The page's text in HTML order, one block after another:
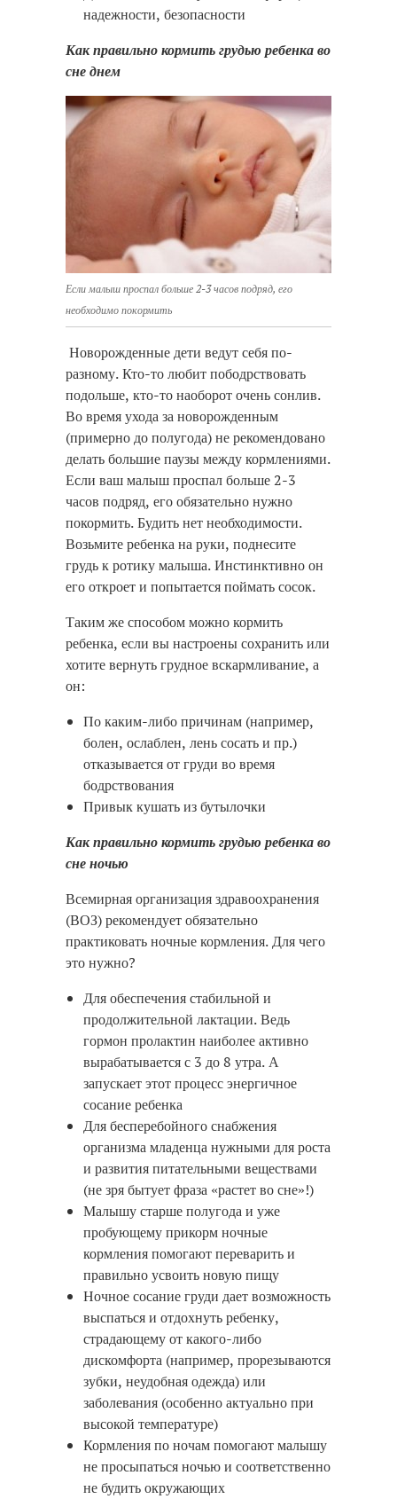
надежности, безопасности
Как правильно кормить грудью ребенка во
сне днем
Если малыш проспал больше 2-3 часов подряд, его
необходимо покормить
Новорожденные дети ведут себя по-
разному. Кто-то любит пободрствовать
подольше, кто-то наоборот очень сонлив.
Во время ухода за новорожденным
(примерно до полугода) не рекомендовано
делать большие паузы между кормлениями.
Если ваш малыш проспал больше 2-3
часов подряд, его обязательно нужно
покормить. Будить нет необходимости.
Возьмите ребенка на руки, поднесите
грудь к ротику малыша. Инстинктивно он
его откроет и попытается поймать сосок.
Таким же способом можно кормить
ребенка, если вы настроены сохранить или
хотите вернуть грудное вскармливание, а
он:
По каким-либо причинам (например,
болен, ослаблен, лень сосать и пр.)
отказывается от груди во время
бодрствования
Привык кушать из бутылочки
Как правильно кормить грудью ребенка во
сне ночью
Всемирная организация здравоохранения
(ВОЗ) рекомендует обязательно
практиковать ночные кормления. Для чего
это нужно?
Для обеспечения стабильной и
продолжительной лактации. Ведь
гормон пролактин наиболее активно
вырабатывается с 3 до 8 утра. А
запускает этот процесс энергичное
сосание ребенка
Для бесперебойного снабжения
организма младенца нужными для роста
и развития питательными веществами
(не зря бытует фраза «растет во сне»!)
Малышу старше полугода и уже
пробующему прикорм ночные
кормления помогают переварить и
правильно усвоить новую пищу
Ночное сосание груди дает возможность
выспаться и отдохнуть ребенку,
страдающему от какого-либо
дискомфорта (например, прорезываются
зубки, неудобная одежда) или
заболевания (особенно актуально при
высокой температуре)
Кормления по ночам помогают малышу
не просыпаться ночью и соответственно
не будить окружающих